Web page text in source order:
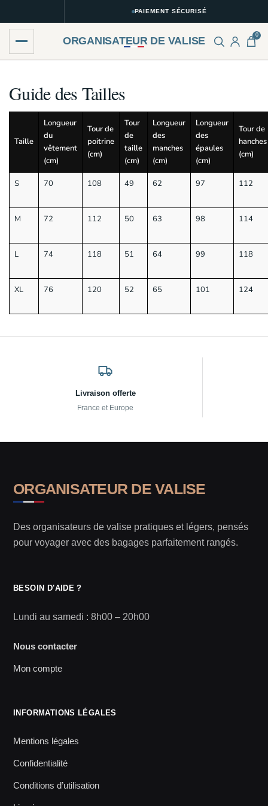
PAIEMENT SÉCURISÉ
ORGANISATEUR DE VALISE 0
navigation
content
Guide des Tailles
Taille
Longueur
du
vêtement
(cm)
Tour de
poitrine
(cm)
Tour
de
taille
(cm)
Longueur
des
manches
(cm)
Longueur
des
épaules
(cm)
Tour de
hanches
(cm)
S 70 108 49 62 97 112
M 72 112 50 63 98 114
L 74 118 51 64 99 118
XL 76 120 52 65 101 124
Livraison offerte
France et Europe
ORGANISATEUR DE VALISE
Des organisateurs de valise pratiques et légers, pensés
pour voyager avec des bagages parfaitement rangés.
BESOIN D'AIDE ?
Lundi au samedi : 8h00 – 20h00
Nous contacter
Mon compte
INFORMATIONS LÉGALES
Mentions légales
Confidentialité
Conditions d’utilisation